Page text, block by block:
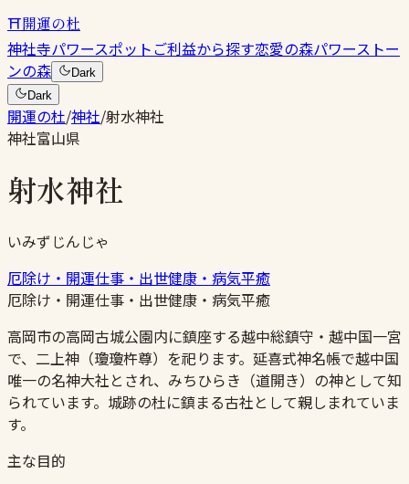
⛩開運の杜
神社寺パワースポットご利益から探す恋愛の森パワーストー
ンの森
Dark
Dark
開運の杜/神社/射水神社
神社富山県
射水神社
いみずじんじゃ
厄除け・開運仕事・出世健康・病気平癒
厄除け・開運仕事・出世健康・病気平癒
高岡市の高岡古城公園内に鎮座する越中総鎮守・越中国一宮
で、二上神（瓊瓊杵尊）を祀ります。延喜式神名帳で越中国
唯一の名神大社とされ、みちひらき（道開き）の神として知
られています。城跡の杜に鎮まる古社として親しまれていま
す。
主な目的